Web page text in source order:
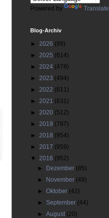
Powered by Translate
Blog-Archiv
► 2026 (99)
► 2025 (614)
► 2024 (478)
► 2023 (494)
► 2022 (611)
► 2021 (631)
► 2020 (512)
► 2019 (787)
► 2018 (954)
► 2017 (959)
▼ 2016 (952)
►
Dezember (85)
►
November (49)
►Oktober (42)
► September (44)
►August (20)